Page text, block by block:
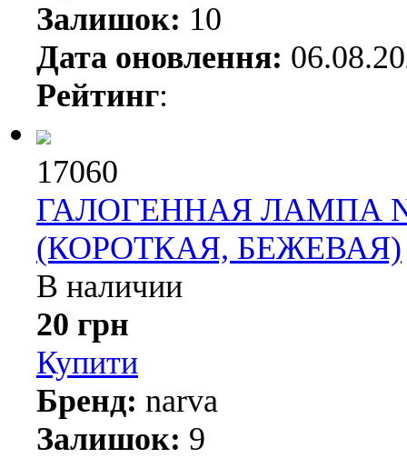
Залишок: 10
Дата оновлення:
Рейтинг:
17060
ГАЛОГЕННАЯ ЛАМПА
(КОРОТКАЯ, БЕЖЕВАЯ)
В наличии
20 грн
Купити
Бренд: narva
Залишок: 9